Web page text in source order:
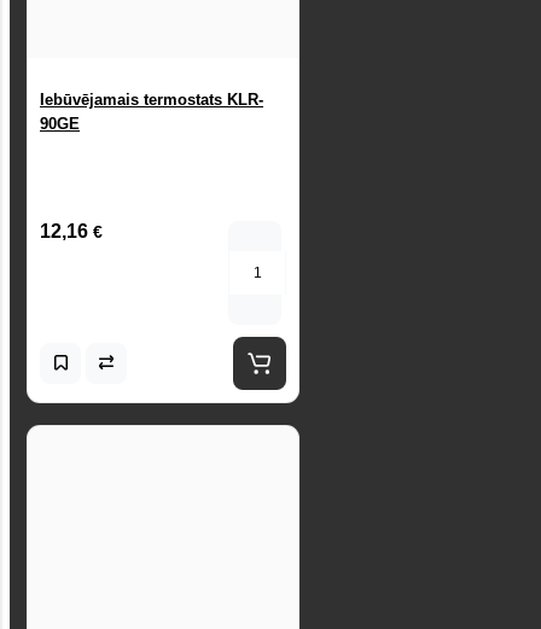
Iebūvējamais termostats KLR-
90GE
12,16 €